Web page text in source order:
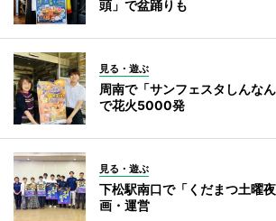
頭」で盆踊りも
見る・遊ぶ
周南で「サンフェスタしん
で花火5000発
見る・遊ぶ
下松駅南口で「くだまつ土曜
画・運営